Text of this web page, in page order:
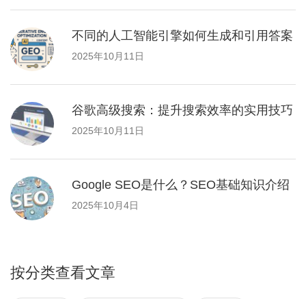
不同的人工智能引擎如何生成和引用答案
2025年10月11日
谷歌高级搜索：提升搜索效率的实用技巧
2025年10月11日
Google SEO是什么？SEO基础知识介绍
2025年10月4日
按分类查看文章